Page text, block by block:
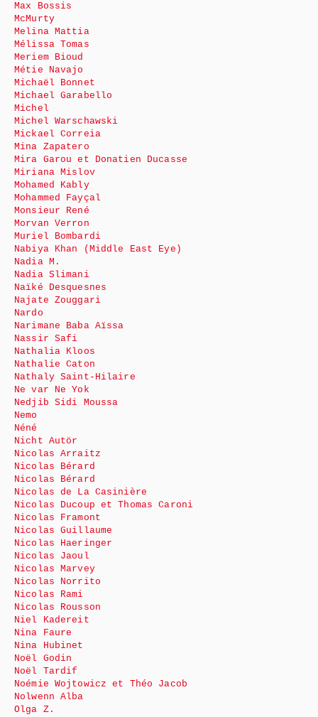
Max Bossis
McMurty
Melina Mattia
Mélissa Tomas
Meriem Bioud
Métie Navajo
Michaël Bonnet
Michael Garabello
Michel
Michel Warschawski
Mickael Correia
Mina Zapatero
Mira Garou et Donatien Ducasse
Miriana Mislov
Mohamed Kably
Mohammed Fayçal
Monsieur René
Morvan Verron
Muriel Bombardi
Nabiya Khan (Middle East Eye)
Nadia M.
Nadia Slimani
Naïké Desquesnes
Najate Zouggari
Nardo
Narimane Baba Aïssa
Nassir Safi
Nathalia Kloos
Nathalie Caton
Nathaly Saint-Hilaire
Ne var Ne Yok
Nedjib Sidi Moussa
Nemo
Néné
Nicht Autör
Nicolas Arraitz
Nicolas Bérard
Nicolas Bérard
Nicolas de La Casinière
Nicolas Ducoup et Thomas Caroni
Nicolas Framont
Nicolas Guillaume
Nicolas Haeringer
Nicolas Jaoul
Nicolas Marvey
Nicolas Norrito
Nicolas Rami
Nicolas Rousson
Niel Kadereit
Nina Faure
Nina Hubinet
Noël Godin
Noël Tardif
Noémie Wojtowicz et Théo Jacob
Nolwenn Alba
Olga Z.